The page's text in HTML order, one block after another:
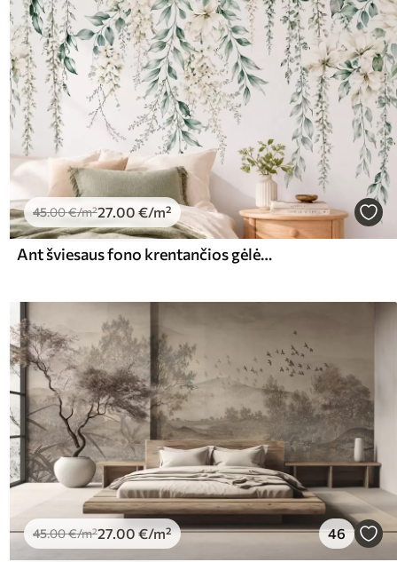
45.00€/m²27.00 €/m²
Ant šviesaus fono krentančios gėlės ir žali lapai
45.00€/m²27.00€/m² 46